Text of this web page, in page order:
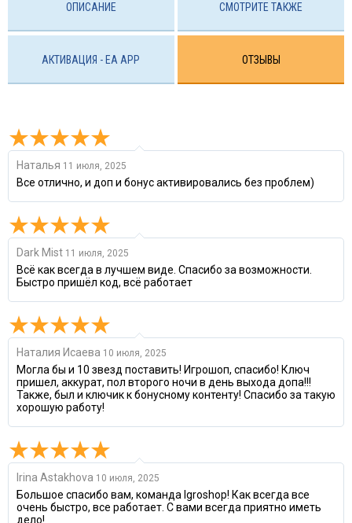
ОПИСАНИЕ СМОТРИТЕ ТАКЖЕ
АКТИВАЦИЯ - EA APP ОТЗЫВЫ
Наталья 11 июля, 2025
Все отлично, и доп и бонус активировались без проблем)
Dark Mist 11 июля, 2025
Всё как всегда в лучшем виде. Спасибо за возможности.
Быстро пришёл код, всё работает
Наталия Исаева 10 июля, 2025
Могла бы и 10 звезд поставить! Игрошоп, спасибо! Ключ
пришел, аккурат, пол второго ночи в день выхода допа!!!
Также, был и ключик к бонусному контенту! Спасибо за такую
хорошую работу!
Irina Astakhova 10 июля, 2025
Большое спасибо вам, команда Igroshop! Как всегда все
очень быстро, все работает. С вами всегда приятно иметь
дело!